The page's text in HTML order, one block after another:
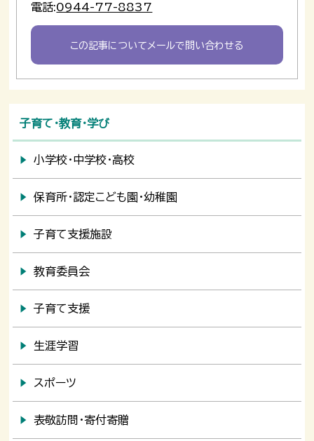
電話:0944-77-8837
この記事についてメールで問い合わせる
子育て・教育・学び
小学校・中学校・高校
保育所・認定こども園・幼稚園
子育て支援施設
教育委員会
子育て支援
生涯学習
スポーツ
表敬訪問・寄付寄贈